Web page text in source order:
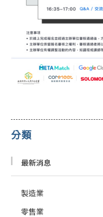
分類
最新消息
製造業
零售業